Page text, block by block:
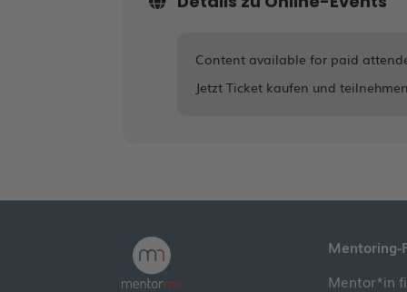
Content available for paid
Jetzt Ticket kaufen und
Mentoring-
Mentor*in